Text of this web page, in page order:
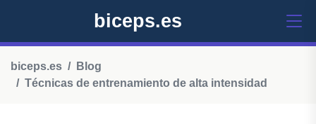
biceps.es
biceps.es
Blog
Técnicas de entrenamiento de alta intensidad